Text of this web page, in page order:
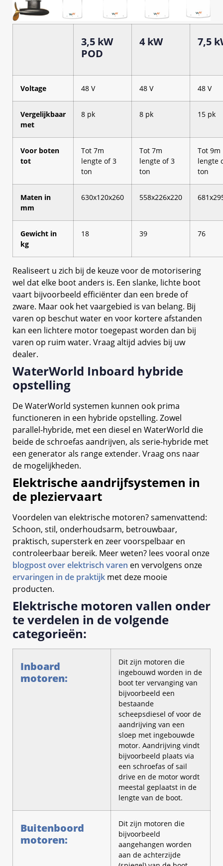
3,5 kW
POD
4 kW 7,5
Voltage 48 V 48 V 48 V
Vergelijkbaar
met
8 pk 8 pk 15 pk
Voor boten
tot
Tot 7m
lengte of 3
ton
Tot 7m
lengte of 3
ton
Tot 9m
lengte
ton
Maten in
mm
630x120x260 558x226x220
Gewicht in
kg
18 39 76
Realiseert u zich bij de keuze voor de motorisering
wel dat elke boot anders is. Een slanke, lichte boot
vaart bijvoorbeeld efficiënter dan een brede of
zware. Maar ook het vaargebied is van belang. Bij
varen op beschut water en voor kortere afstanden
kan een lichtere motor toegepast worden dan bij
varen op ruim water. Vraag altijd advies bij uw
dealer.
WaterWorld Inboard hybride
opstelling
De WaterWorld systemen kunnen ook prima
functioneren in een hybride opstelling. Zowel
parallel-hybride, met een diesel en WaterWorld die
beide de schroefas aandrijven, als serie-hybride met
een generator als range extender. Vraag ons naar
de mogelijkheden.
Elektrische aandrijfsystemen in
de pleziervaart
Voordelen van elektrische motoren? samenvattend:
Schoon, stil, onderhoudsarm, betrouwbaar,
praktisch, supersterk en zeer voorspelbaar en
controleerbaar bereik. Meer weten? lees vooral onze
blogpost over elektrisch varen en vervolgens onze
ervaringen in de praktijk met deze mooie
producten.
Elektrische motoren vallen onder
te verdelen in de volgende
categorieën:
Inboard
motoren:
Dit zijn motoren die
ingebouwd worden in de
boot ter vervanging van
bijvoorbeeld een
bestaande
scheepsdiesel of voor de
aandrijving van een
sloep met ingebouwde
motor. Aandrijving vindt
bijvoorbeeld plaats via
een schroefas of sail
drive en de motor wordt
meestal geplaatst in de
lengte van de boot.
Buitenboord
motoren:
Dit zijn motoren die
bijvoorbeeld
aangehangen worden
aan de achterzijde